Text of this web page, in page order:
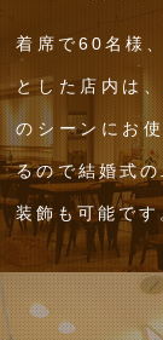
着席で60名様
とした店内は
のシーンにお
るので結婚式
装飾も可能で